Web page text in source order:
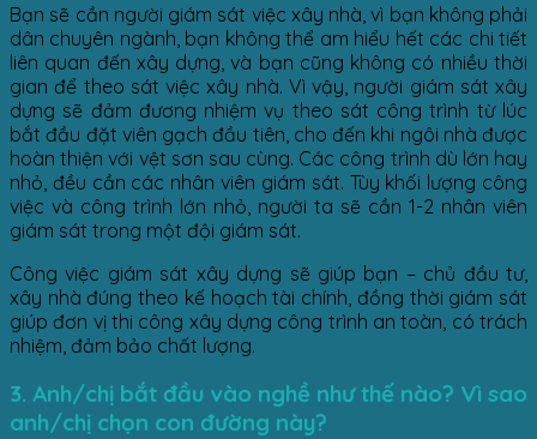
Bạn sẽ cần người giám sát việc xây nhà, vì bạn không phải
dân chuyên ngành, bạn không thể am hiểu hết các chi tiết
liên quan đến xây dựng, và bạn cũng không có nhiều thời
gian để theo sát việc xây nhà. Vì vậy, người giám sát xây
dựng sẽ đảm đương nhiệm vụ theo sát công trình từ lúc
bắt đầu đặt viên gạch đầu tiên, cho đến khi ngôi nhà được
hoàn thiện với vệt sơn sau cùng. Các công trình dù lớn hay
nhỏ, đều cần các nhân viên giám sát. Tùy khối lượng công
việc và công trình lớn nhỏ, người ta sẽ cần 1-2 nhân viên
giám sát trong một đội giám sát.
Công việc giám sát xây dựng sẽ giúp bạn – chủ đầu tư,
xây nhà đúng theo kế hoạch tài chính, đồng thời giám sát
giúp đơn vị thi công xây dựng công trình an toàn, có trách
nhiệm, đảm bảo chất lượng.
3. Anh/chị bắt đầu vào nghề như thế nào? Vì sao
anh/chị chọn con đường này?